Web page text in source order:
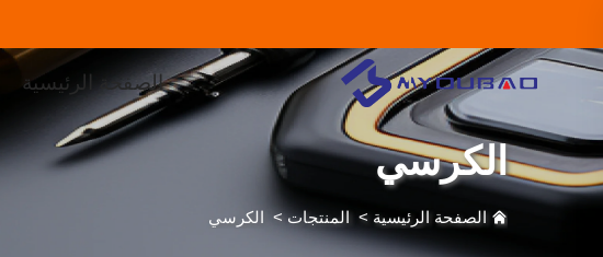
الصفحة الرئيسية
الكرسي
الصفحة الرئيسية >المنتجات> الكرسي